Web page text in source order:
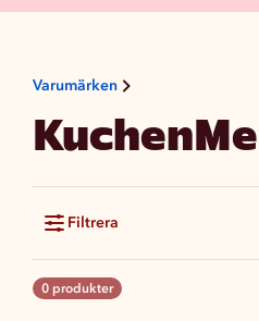
Varumärken
Filtrera
0 produkter